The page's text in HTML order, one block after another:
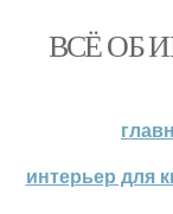
ВСЁ ОБ
интерьер для